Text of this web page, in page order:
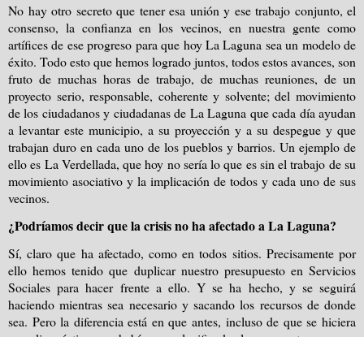
No hay otro secreto que tener esa unión y ese trabajo conjunto, el
consenso, la confianza en los vecinos, en nuestra gente como
artífices de ese progreso para que hoy La Laguna sea un modelo de
éxito. Todo esto que hemos logrado juntos, todos estos avances, son
fruto de muchas horas de trabajo, de muchas reuniones, de un
proyecto serio, responsable, coherente y solvente; del movimiento
de los ciudadanos y ciudadanas de La Laguna que cada día ayudan
a levantar este municipio, a su proyección y a su despegue y que
trabajan duro en cada uno de los pueblos y barrios. Un ejemplo de
ello es La Verdellada, que hoy no sería lo que es sin el trabajo de su
movimiento asociativo y la implicación de todos y cada uno de sus
vecinos.
¿Podríamos decir que la crisis no ha afectado a La Laguna?
Sí, claro que ha afectado, como en todos sitios. Precisamente por
ello hemos tenido que duplicar nuestro presupuesto en Servicios
Sociales para hacer frente a ello. Y se ha hecho, y se seguirá
haciendo mientras sea necesario y sacando los recursos de donde
sea. Pero la diferencia está en que antes, incluso de que se hiciera